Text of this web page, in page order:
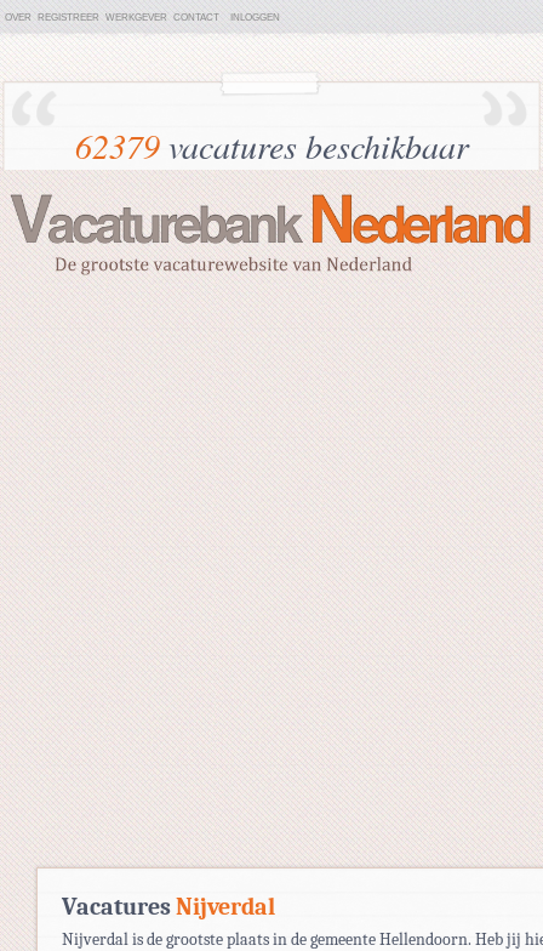
OVER REGISTREER WERKGEVER CONTACT INLOGGEN
62379vacatures beschikbaar
VacaturesNijverdal
Nijverdal is de grootste plaats in de gemeente Hellendoorn. Heb jij